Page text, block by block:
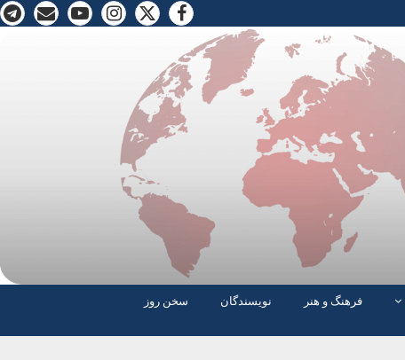
فرهنگ و هنر نویسندگان
سخن روز